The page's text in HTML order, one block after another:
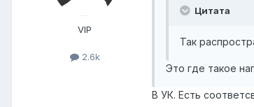
VIP
2.6k
Цитата
Так
Это где такое
В УК. Есть